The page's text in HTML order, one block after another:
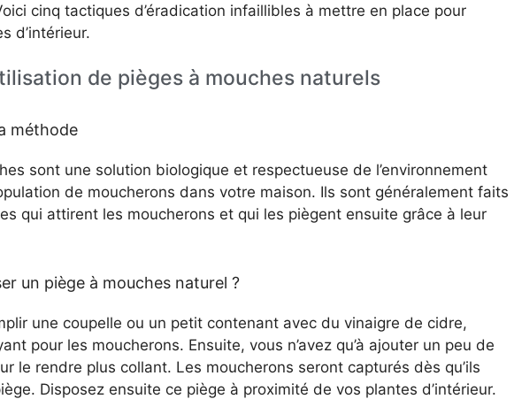
cinq tactiques d’éradication infaillibles à mettre en place pour
d’intérieur.
de pièges à mouches naturels
méthode
sont une solution biologique et respectueuse de l’environnement
de moucherons dans votre maison. Ils sont généralement faits
qui attirent les moucherons et qui les piègent ensuite grâce à leur
un piège à mouches naturel ?
une coupelle ou un petit contenant avec du vinaigre de cidre,
pour les moucherons. Ensuite, vous n’avez qu’à ajouter un peu de
le rendre plus collant. Les moucherons seront capturés dès qu’ils
Disposez ensuite ce piège à proximité de vos plantes d’intérieur.